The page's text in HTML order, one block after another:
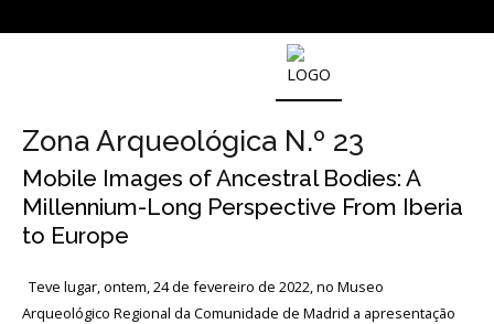
MUSEU
DE
ARQUEOLOGIA
História
Zona Arqueológica N.º 23
Mobile Images of Ancestral Bodies: A
Millennium-Long Perspective From Iberia
to Europe
Teve lugar, ontem, 24 de fevereiro de 2022, no Museo
Arqueológico Regional da Comunidade de Madrid a apresentação